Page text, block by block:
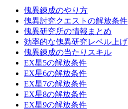
傀異錬成のやり方
傀異討究クエストの解放条件
傀異研究所の情報まとめ
効率的な傀異研究レベル上げ
傀異錬成の当たりスキル
EX星5の解放条件
EX星6の解放条件
EX星7の解放条件
EX星8の解放条件
EX星9の解放条件